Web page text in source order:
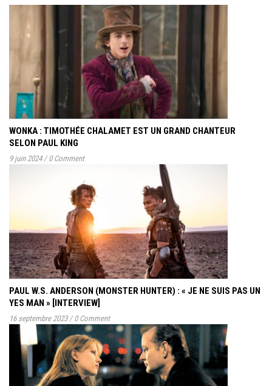
WONKA : TIMOTHÉE CHALAMET EST UN GRAND CHANTEUR
SELON PAUL KING
9 juin 2024 / 0 Comment
PAUL W.S. ANDERSON (MONSTER HUNTER) : « JE NE SUIS PAS UN
YES MAN » [INTERVIEW]
16 septembre 2023 / 0 Comment